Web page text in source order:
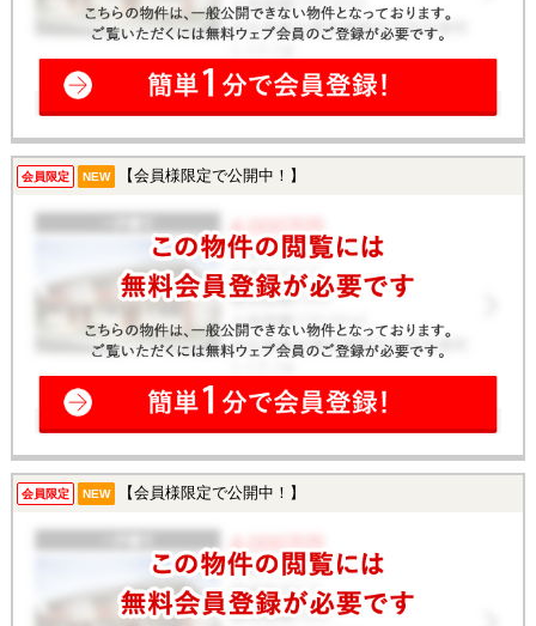
会員限定 NEW 【会員様限定で公開中！】
会員限定 NEW 【会員様限定で公開中！】